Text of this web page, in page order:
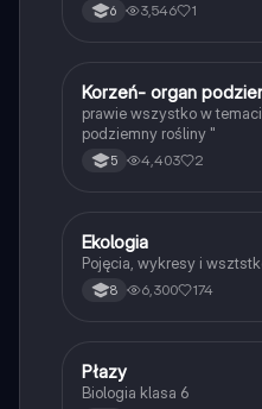
6 3,546 1
KBiologia
Korzeń- organ
prawie wszystko w
podziemny rośliny "
5 4,403 2
Biologia
Ekologia
Pojęcia, wykresy i
8 6,300 174
PBiologia
Płazy
Biologia klasa 6